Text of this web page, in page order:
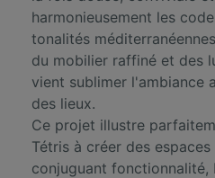
harmonieusement les
tonalités
du mobilier raffiné et des
vient sublimer l'ambiance
des lieux.
Ce projet illustre
Tétris à créer des
conjuguant